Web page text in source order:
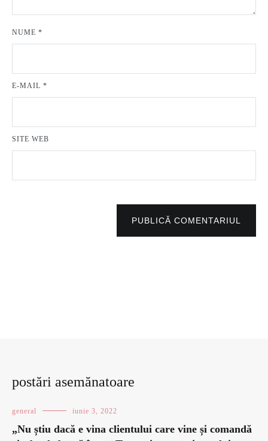
NUME *
E-MAIL *
SITE WEB
PUBLICĂ COMENTARIUL
postări asemănatoare
general iunie 3, 2022
„Nu știu dacă e vina clientului care vine și comandă